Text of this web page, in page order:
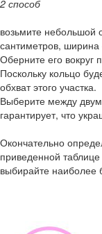
2 способ
возьмите небольшой
сантиметров,
Оберните его вокруг
Поскольку кольцо
обхват этого участка.
Выберите между
гарантирует, что
Окончательно
приведенной
выбирайте наиболее